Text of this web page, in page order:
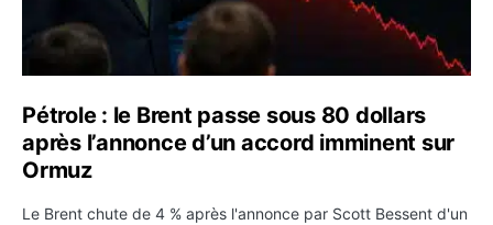
Pétrole : le Brent passe sous 80 dollars
après l’annonce d’un accord imminent sur
Ormuz
Le Brent chute de 4 % après l'annonce par Scott Bessent d'un